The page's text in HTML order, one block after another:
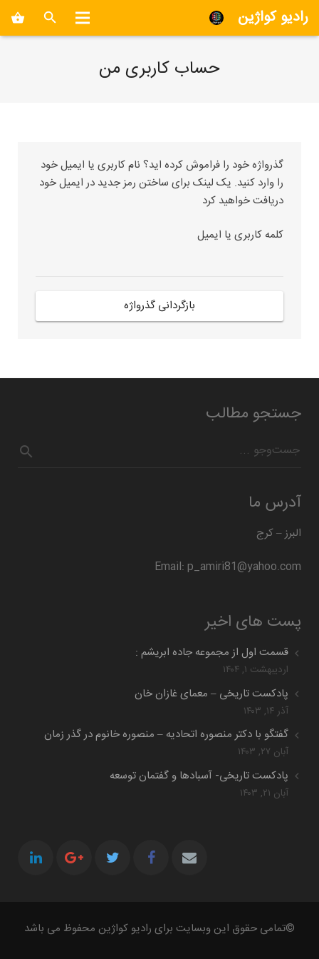
رادیو کواژین shopping_basket
حساب کاربری من
گذرواژه خود را فراموش کرده اید؟ نام کاربری یا ایمیل خود
را وارد کنید. یک لینک برای ساختن رمز جدید در ایمیل خود
دریافت خواهید کرد
کلمه کاربری یا ایمیل
بازگردانی گذرواژه
جستجو مطالب
آدرس ما
البرز – کرج
Email: p_amiri81@yahoo.com
پست های اخیر
قسمت اول از مجموعه جاده ابریشم :
اردیبهشت ۱, ۱۴۰۴
پادکست تاریخی – معمای غازان خان
آذر ۱۴, ۱۴۰۳
گفتگو با دکتر منصوره اتحادیه – منصوره خانوم در گذر زمان
آبان ۲۷, ۱۴۰۳
پادکست تاریخی- آسبادها و گفتمان توسعه
آبان ۲۱, ۱۴۰۳
©تمامی حقوق این وبسایت برای رادیو کواژین محفوظ می باشد